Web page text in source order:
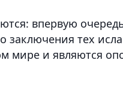
впервую
заключения тех
мире и являются